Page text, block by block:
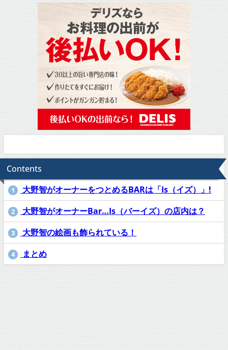
Contents
1 大野智がオーナーをつとめるBARは「Is（イズ）」!
2 大野智がオーナーBar…Is（バーイズ）の店内は？
3 大野智の絵画も飾られている！
4 まとめ